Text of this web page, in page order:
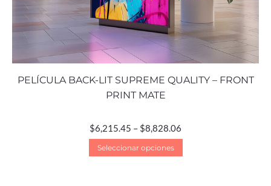
PELÍCULA BACK-LIT SUPREME QUALITY – FRONT
PRINT MATE
$6,215.45 – $8,828.06
Seleccionar opciones